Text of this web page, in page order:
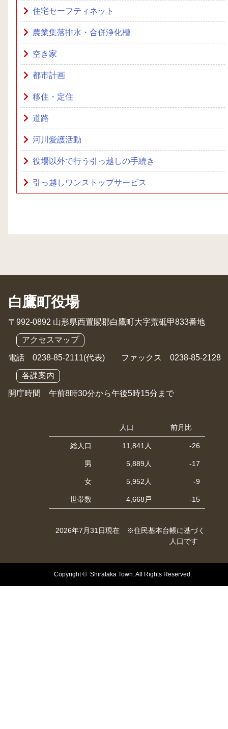
住宅セーフティネット
農業集落排水・合併浄化槽
空き家
都市計画
移住・定住
道路
河川愛護活動
役場以外で行う引っ越しの手続き
引っ越しワンストップサービス
白鷹町役場
〒992-0892 山形県西置賜郡白鷹町大字荒砥甲833番地
アクセスマップ
電話 0238-85-2111(代表) ファックス 0238-85-2128
各課案内
開庁時間 午前8時30分から午後5時15分まで
人口 前月比
総人口 11,841人 -26
男 5,889人 -17
女 5,952人 -9
世帯数 4,668戸 -15
2026年7月31日現在 ※住民基本台帳に基づく
人口です
Copyright © Shirataka Town. All Rights Reserved.